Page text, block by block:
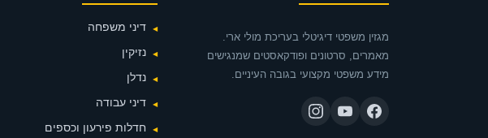
מגזין משפטי דיגיטלי בעריכת מולי ארי.
מאמרים, סרטונים ופודקאסטים שמנגישים
מידע משפטי מקצועי בגובה העיניים.
דיני משפחה
נזיקין
נדלן
דיני עבודה
חדלות פירעון וכספים